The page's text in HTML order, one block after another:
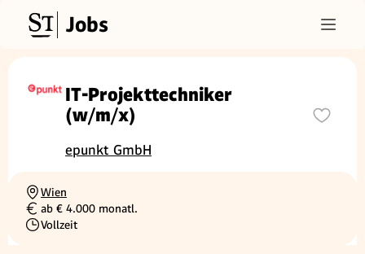
Jobs
IT-Projekttechniker
(w/m/x)
epunkt GmbH
Ortschaft
Wien
Gehalt
ab € 4.000 monatl.
Beschäftigungsart
Vollzeit